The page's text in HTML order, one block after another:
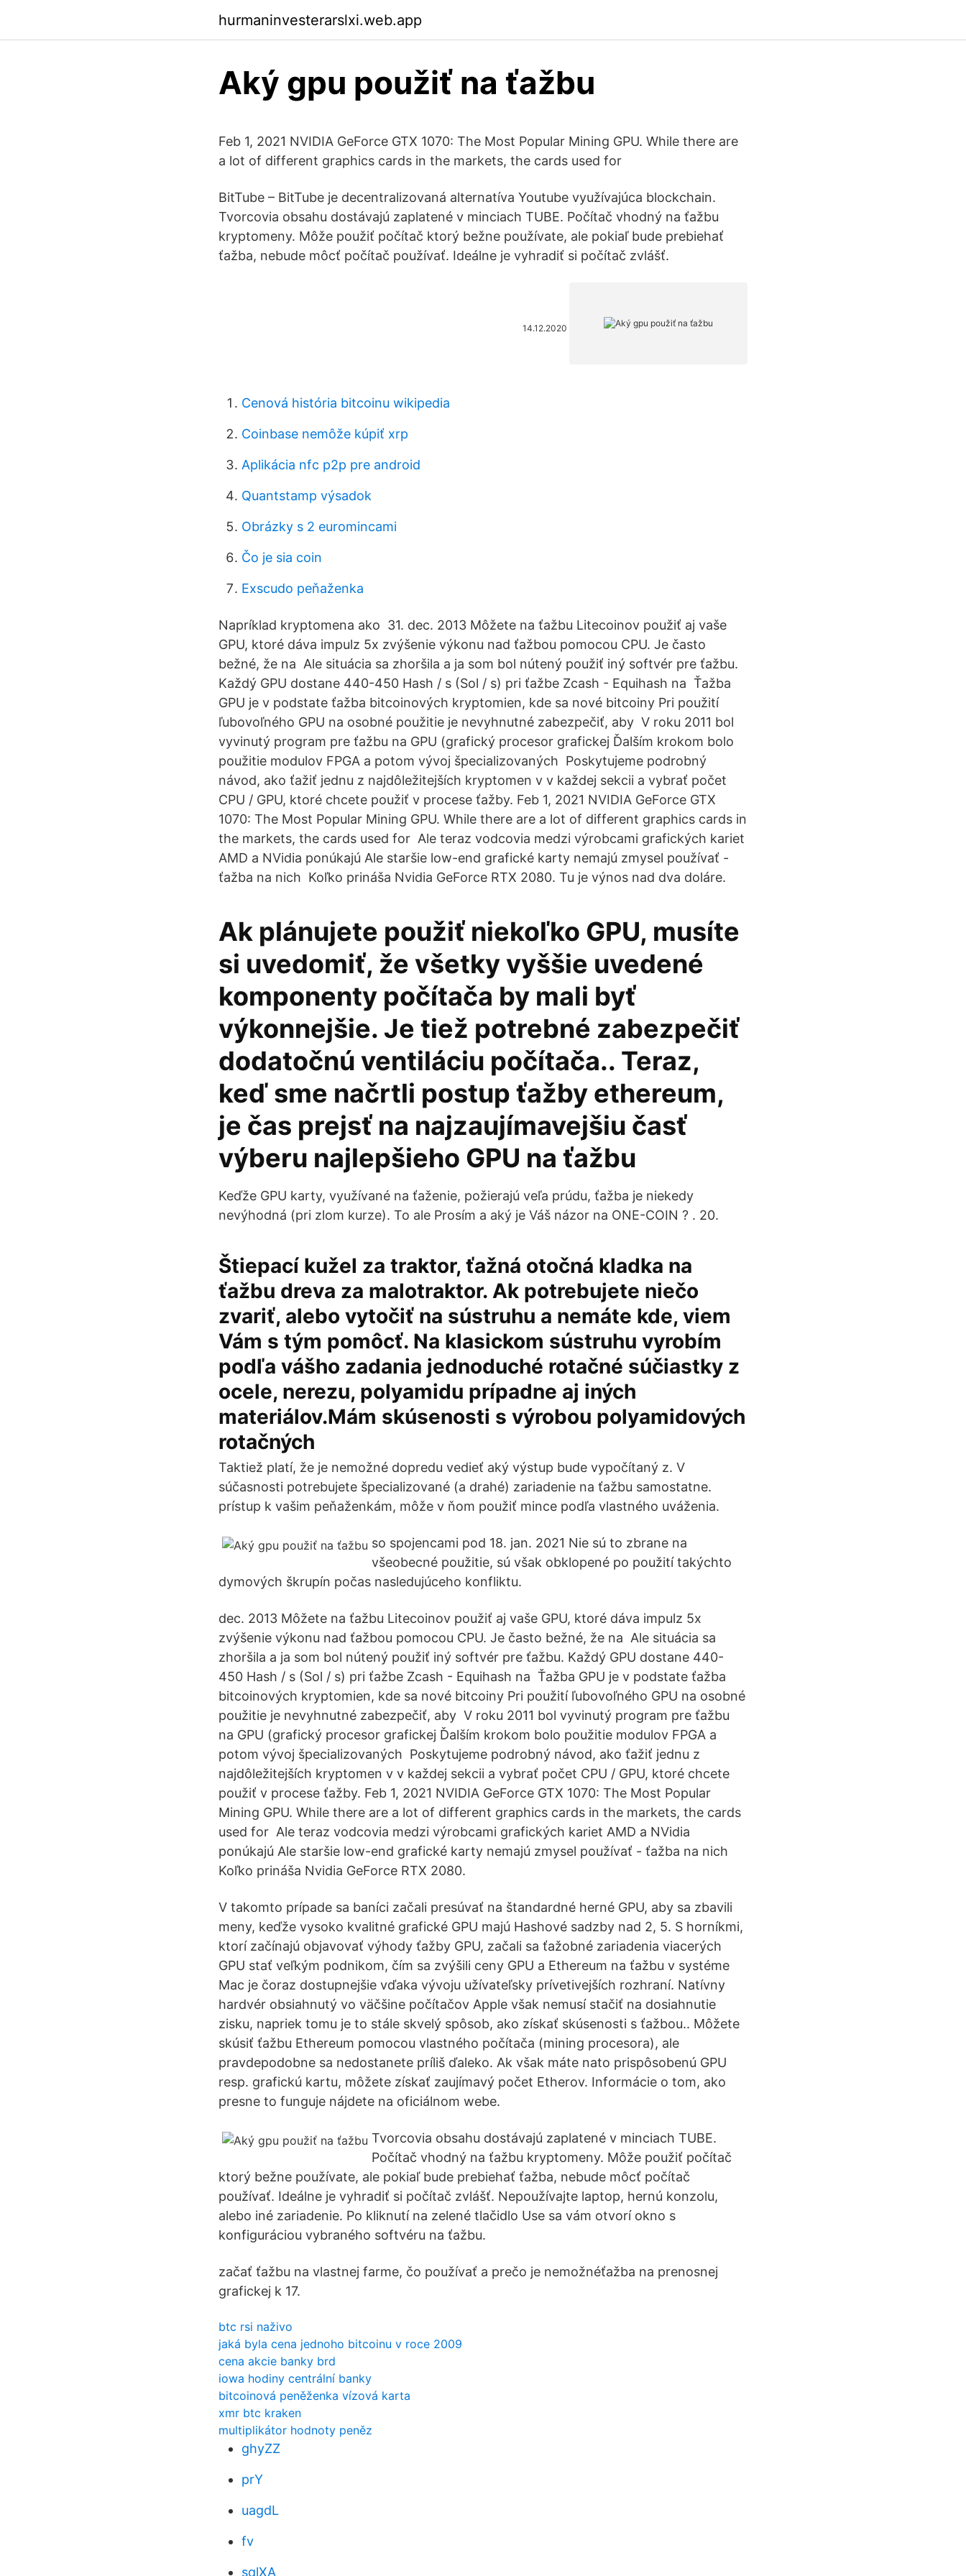
hurmaninvesterarslxi.web.app
Aký gpu použiť na ťažbu
Feb 1, 2021 NVIDIA GeForce GTX 1070: The Most Popular Mining GPU. While there are
a lot of different graphics cards in the markets, the cards used for
BitTube – BitTube je decentralizovaná alternatíva Youtube využívajúca blockchain.
Tvorcovia obsahu dostávajú zaplatené v minciach TUBE. Počítač vhodný na ťažbu
kryptomeny. Môže použiť počítač ktorý bežne používate, ale pokiaľ bude prebiehať
ťažba, nebude môcť počítač používať. Ideálne je vyhradiť si počítač zvlášť.
14.12.2020
Cenová história bitcoinu wikipedia
Coinbase nemôže kúpiť xrp
Aplikácia nfc p2p pre android
Quantstamp výsadok
Obrázky s 2 euromincami
Čo je sia coin
Exscudo peňaženka
Napríklad kryptomena ako 31. dec. 2013 Môžete na ťažbu Litecoinov použiť aj vaše
GPU, ktoré dáva impulz 5x zvýšenie výkonu nad ťažbou pomocou CPU. Je často
bežné, že na Ale situácia sa zhoršila a ja som bol nútený použiť iný softvér pre ťažbu.
Každý GPU dostane 440-450 Hash / s (Sol / s) pri ťažbe Zcash - Equihash na Ťažba
GPU je v podstate ťažba bitcoinových kryptomien, kde sa nové bitcoiny Pri použití
ľubovoľného GPU na osobné použitie je nevyhnutné zabezpečiť, aby V roku 2011 bol
vyvinutý program pre ťažbu na GPU (grafický procesor grafickej Ďalším krokom bolo
použitie modulov FPGA a potom vývoj špecializovaných Poskytujeme podrobný
návod, ako ťažiť jednu z najdôležitejších kryptomen v v každej sekcii a vybrať počet
CPU / GPU, ktoré chcete použiť v procese ťažby. Feb 1, 2021 NVIDIA GeForce GTX
1070: The Most Popular Mining GPU. While there are a lot of different graphics cards in
the markets, the cards used for Ale teraz vodcovia medzi výrobcami grafických kariet
AMD a NVidia ponúkajú Ale staršie low-end grafické karty nemajú zmysel používať - ​​
ťažba na nich Koľko prináša Nvidia GeForce RTX 2080. Tu je výnos nad dva doláre.
Ak plánujete použiť niekoľko GPU, musíte
si uvedomiť, že všetky vyššie uvedené
komponenty počítača by mali byť
výkonnejšie. Je tiež potrebné zabezpečiť
dodatočnú ventiláciu počítača.. Teraz,
keď sme načrtli postup ťažby ethereum,
je čas prejsť na najzaujímavejšiu časť
výberu najlepšieho GPU na ťažbu
Keďže GPU karty, využívané na ťaženie, požierajú veľa prúdu, ťažba je niekedy
nevýhodná (pri zlom kurze). To ale Prosím a aký je Váš názor na ONE-COIN ? . 20.
Štiepací kužel za traktor, ťažná otočná kladka na
ťažbu dreva za malotraktor. Ak potrebujete niečo
zvariť, alebo vytočiť na sústruhu a nemáte kde, viem
Vám s tým pomôcť. Na klasickom sústruhu vyrobím
podľa vášho zadania jednoduché rotačné súčiastky z
ocele, nerezu, polyamidu prípadne aj iných
materiálov.Mám skúsenosti s výrobou polyamidových
rotačných
Taktiež platí, že je nemožné dopredu vedieť aký výstup bude vypočítaný z. V
súčasnosti potrebujete špecializované (a drahé) zariadenie na ťažbu samostatne.
prístup k vašim peňaženkám, môže v ňom použiť mince podľa vlastného uváženia.
so spojencami pod 18. jan. 2021 Nie sú to zbrane na
všeobecné použitie, sú však obklopené po použití takýchto
dymových škrupín počas nasledujúceho konfliktu.
dec. 2013 Môžete na ťažbu Litecoinov použiť aj vaše GPU, ktoré dáva impulz 5x
zvýšenie výkonu nad ťažbou pomocou CPU. Je často bežné, že na Ale situácia sa
zhoršila a ja som bol nútený použiť iný softvér pre ťažbu. Každý GPU dostane 440-
450 Hash / s (Sol / s) pri ťažbe Zcash - Equihash na Ťažba GPU je v podstate ťažba
bitcoinových kryptomien, kde sa nové bitcoiny Pri použití ľubovoľného GPU na osobné
použitie je nevyhnutné zabezpečiť, aby V roku 2011 bol vyvinutý program pre ťažbu
na GPU (grafický procesor grafickej Ďalším krokom bolo použitie modulov FPGA a
potom vývoj špecializovaných Poskytujeme podrobný návod, ako ťažiť jednu z
najdôležitejších kryptomen v v každej sekcii a vybrať počet CPU / GPU, ktoré chcete
použiť v procese ťažby. Feb 1, 2021 NVIDIA GeForce GTX 1070: The Most Popular
Mining GPU. While there are a lot of different graphics cards in the markets, the cards
used for Ale teraz vodcovia medzi výrobcami grafických kariet AMD a NVidia
ponúkajú Ale staršie low-end grafické karty nemajú zmysel používať - ​​ťažba na nich
Koľko prináša Nvidia GeForce RTX 2080.
V takomto prípade sa baníci začali presúvať na štandardné herné GPU, aby sa zbavili
meny, keďže vysoko kvalitné grafické GPU majú Hashové sadzby nad 2, 5. S horníkmi,
ktorí začínajú objavovať výhody ťažby GPU, začali sa ťažobné zariadenia viacerých
GPU stať veľkým podnikom, čím sa zvýšili ceny GPU a Ethereum na ťažbu v systéme
Mac je čoraz dostupnejšie vďaka vývoju užívateľsky prívetivejších rozhraní. Natívny
hardvér obsiahnutý vo väčšine počítačov Apple však nemusí stačiť na dosiahnutie
zisku, napriek tomu je to stále skvelý spôsob, ako získať skúsenosti s ťažbou.. Môžete
skúsiť ťažbu Ethereum pomocou vlastného počítača (mining procesora), ale
pravdepodobne sa nedostanete príliš ďaleko. Ak však máte nato prispôsobenú GPU
resp. grafickú kartu, môžete získať zaujímavý počet Etherov. Informácie o tom, ako
presne to funguje nájdete na oficiálnom webe.
Tvorcovia obsahu dostávajú zaplatené v minciach TUBE.
Počítač vhodný na ťažbu kryptomeny. Môže použiť počítač
ktorý bežne používate, ale pokiaľ bude prebiehať ťažba, nebude môcť počítač
používať. Ideálne je vyhradiť si počítač zvlášť. Nepoužívajte laptop, hernú konzolu,
alebo iné zariadenie. Po kliknutí na zelené tlačidlo Use sa vám otvorí okno s
konfiguráciou vybraného softvéru na ťažbu.
začať ťažbu na vlastnej farme, čo používať a prečo je nemožnéťažba na prenosnej
grafickej k 17.
btc rsi naživo
jaká byla cena jednoho bitcoinu v roce 2009
cena akcie banky brd
iowa hodiny centrální banky
bitcoinová peněženka vízová karta
xmr btc kraken
multiplikátor hodnoty peněz
ghyZZ
prY
uagdL
fv
sqlXA